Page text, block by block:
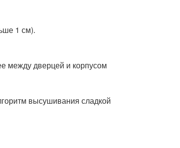
1 см).
между дверцей и корпусом
высушивания сладкой